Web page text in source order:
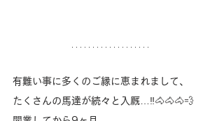
有難い事に多くのご縁に恵まれまして、
たくさんの馬達が続々と入厩…‼️🐴🐴🐴💨